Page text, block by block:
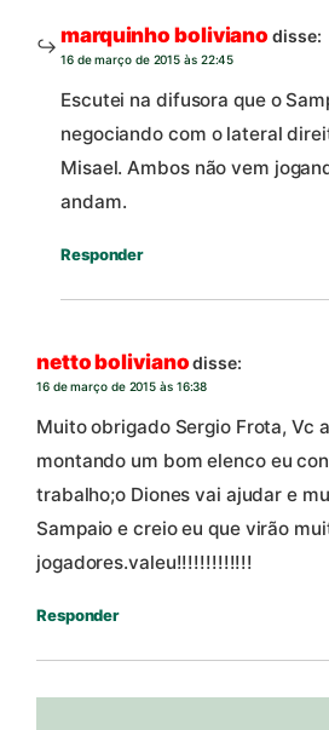
marquinho boliviano disse:
16 de março de 2015 às 22:45
Escutei na difusora que o
negociando com o lateral
Misael. Ambos não vem
andam.
Responder
netto boliviano disse:
16 de março de 2015 às 16:38
Muito obrigado Sergio Frota, Vc
montando um bom elenco eu
trabalho;o Diones vai ajudar e
Sampaio e creio eu que virão
jogadores.valeu!!!!!!!!!!!!!
Responder